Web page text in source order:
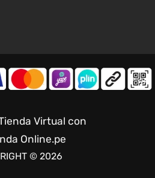
Virtual con
Online.pe
© 2026